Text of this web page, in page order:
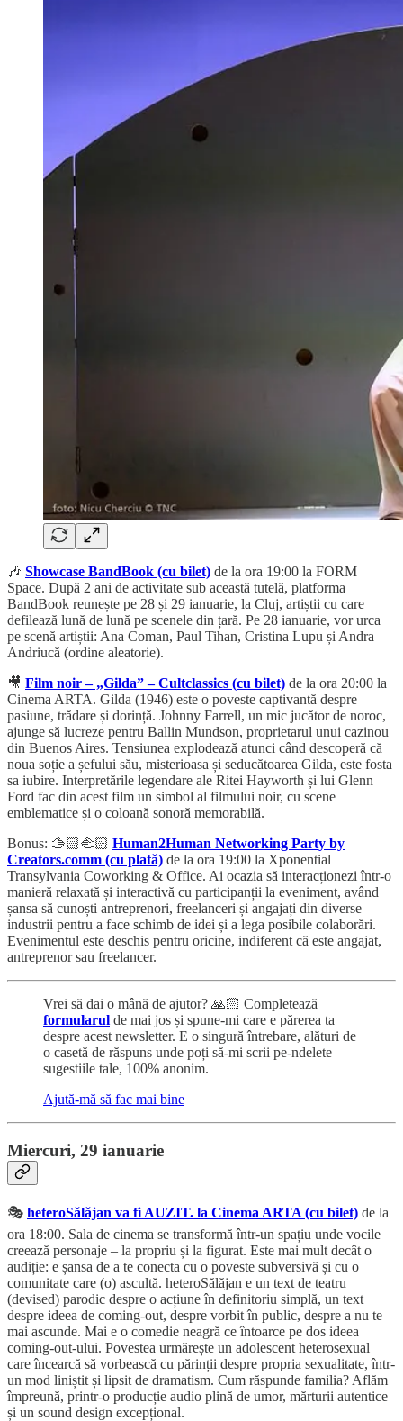
🎶 Showcase BandBook (cu bilet) de la ora 19:00 la FORM
Space. După 2 ani de activitate sub această tutelă, platforma
BandBook reunește pe 28 și 29 ianuarie, la Cluj, artiștii cu care
defilează lună de lună pe scenele din țară. Pe 28 ianuarie, vor urca
pe scenă artiștii: Ana Coman, Paul Tihan, Cristina Lupu și Andra
Andriucă (ordine aleatorie).
🎥 Film noir – „Gilda” – Cultclassics (cu bilet) de la ora 20:00 la
Cinema ARTA. Gilda (1946) este o poveste captivantă despre
pasiune, trădare și dorință. Johnny Farrell, un mic jucător de noroc,
ajunge să lucreze pentru Ballin Mundson, proprietarul unui cazinou
din Buenos Aires. Tensiunea explodează atunci când descoperă că
noua soție a șefului său, misterioasa și seducătoarea Gilda, este fosta
sa iubire. Interpretările legendare ale Ritei Hayworth și lui Glenn
Ford fac din acest film un simbol al filmului noir, cu scene
emblematice și o coloană sonoră memorabilă.
Bonus: 🫱🏻‍🫲🏻 Human2Human Networking Party by
Creators.comm (cu plată) de la ora 19:00 la Xponential
Transylvania Coworking & Office. Ai ocazia să interacționezi într-o
manieră relaxată și interactivă cu participanții la eveniment, având
șansa să cunoști antreprenori, freelanceri și angajați din diverse
industrii pentru a face schimb de idei și a lega posibile colaborări.
Evenimentul este deschis pentru oricine, indiferent că este angajat,
antreprenor sau freelancer.
Vrei să dai o mână de ajutor? 🙏🏻 Completează
formularul de mai jos și spune-mi care e părerea ta
despre acest newsletter. E o singură întrebare, alături de
o casetă de răspuns unde poți să-mi scrii pe-ndelete
sugestiile tale, 100% anonim.
Ajută-mă să fac mai bine
Miercuri, 29 ianuarie
🎭 heteroSălăjan va fi AUZIT. la Cinema ARTA (cu bilet) de la
ora 18:00. Sala de cinema se transformă într-un spațiu unde vocile
creează personaje – la propriu și la figurat. Este mai mult decât o
audiție: e șansa de a te conecta cu o poveste subversivă și cu o
comunitate care (o) ascultă. heteroSălăjan e un text de teatru
(devised) parodic despre o acțiune în definitoriu simplă, un text
despre ideea de coming-out, despre vorbit în public, despre a nu te
mai ascunde. Mai e o comedie neagră ce întoarce pe dos ideea
coming-out-ului. Povestea urmărește un adolescent heterosexual
care încearcă să vorbească cu părinții despre propria sexualitate, într-
un mod liniștit și lipsit de dramatism. Cum răspunde familia? Aflăm
împreună, printr-o producție audio plină de umor, mărturii autentice
și un sound design excepțional.